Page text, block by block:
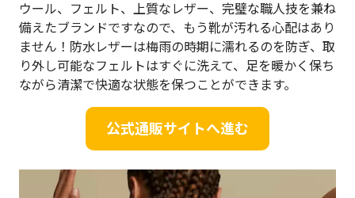
ウール、フェルト、上質なレザー、完璧な職人技を兼ね
備えたブランドですなので、もう靴が汚れる心配はあり
ません！防水レザーは梅雨の時期に濡れるのを防ぎ、取
り外し可能なフェルトはすぐに洗えて、足を暖かく保ち
ながら清潔で快適な状態を保つことができます。
公式通販サイトへ進む